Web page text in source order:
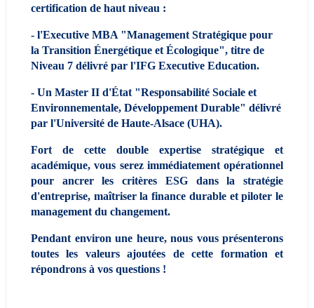
certification de haut niveau :
- l'Executive MBA "Management Stratégique pour
la Transition Énergétique et Écologique", titre de
Niveau 7 délivré par l'IFG Executive Education.
- Un Master II d'État "Responsabilité Sociale et
Environnementale, Développement Durable" délivré
par l'Université de Haute-Alsace (UHA).
Fort de cette double expertise stratégique et
académique, vous serez immédiatement opérationnel
pour ancrer les critères ESG dans la stratégie
d'entreprise, maîtriser la finance durable et piloter le
management du changement.
Pendant environ une heure, nous vous présenterons
toutes les valeurs ajoutées de cette formation et
répondrons à vos questions !